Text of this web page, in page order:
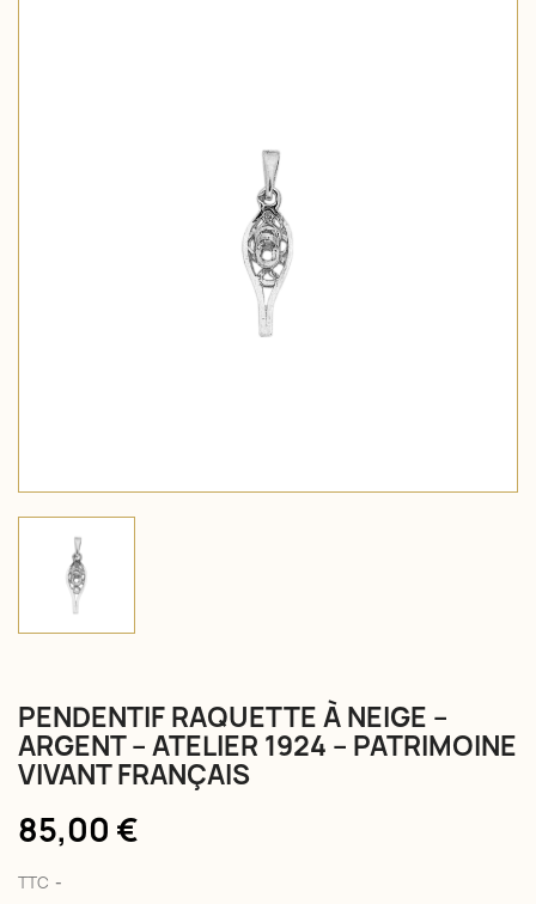
PENDENTIF RAQUETTE À NEIGE –
ARGENT – ATELIER 1924 – PATRIMOINE
VIVANT FRANÇAIS
85,00 €
TTC